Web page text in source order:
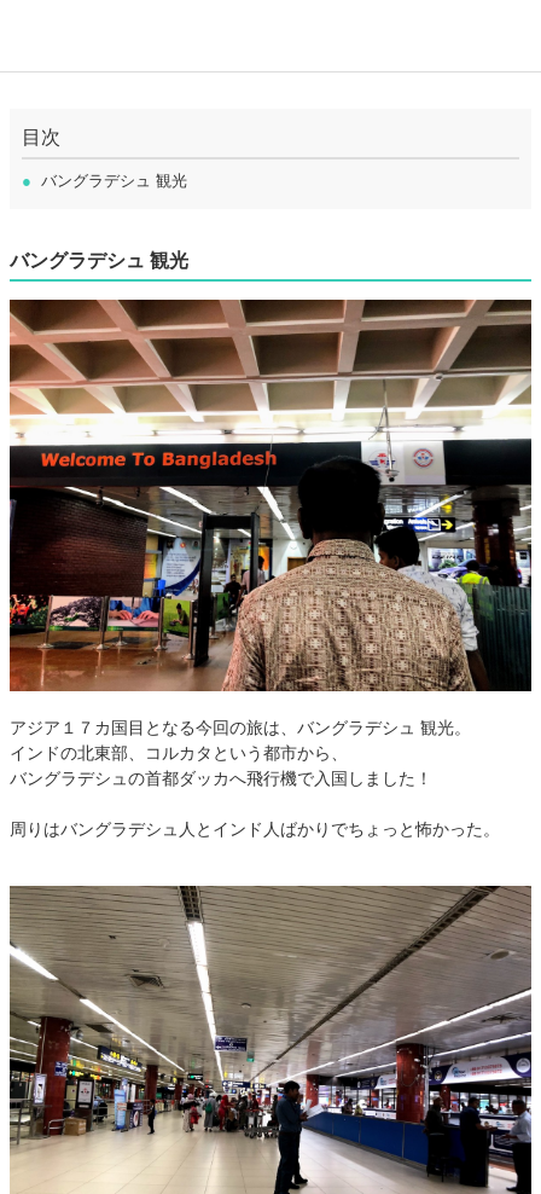
目次
● バングラデシュ 観光
バングラデシュ 観光
アジア１７カ国目となる今回の旅は、バングラデシュ 観光。
インドの北東部、コルカタという都市から、
バングラデシュの首都ダッカへ飛行機で入国しました！
周りはバングラデシュ人とインド人ばかりでちょっと怖かった。